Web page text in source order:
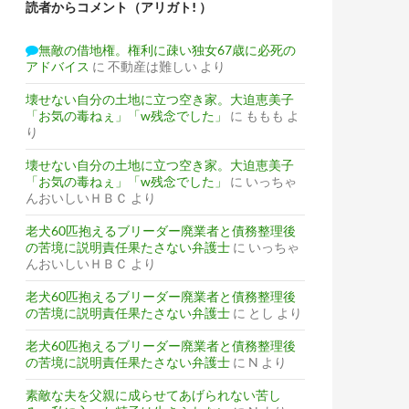
読者からコメント（アリガト! ）
無敵の借地権。権利に疎い独女67歳に必死の
アドバイス に 不動産は難しい より
壊せない自分の土地に立つ空き家。大迫恵美子
「お気の毒ねぇ」「w残念でした」
に ももも よ
り
壊せない自分の土地に立つ空き家。大迫恵美子
「お気の毒ねぇ」「w残念でした」
に いっちゃ
んおいしいＨＢＣ より
老犬60匹抱えるブリーダー廃業者と債務整理後
の苦境に説明責任果たさない弁護士 に いっちゃ
んおいしいＨＢＣ より
老犬60匹抱えるブリーダー廃業者と債務整理後
の苦境に説明責任果たさない弁護士 に とし より
老犬60匹抱えるブリーダー廃業者と債務整理後
の苦境に説明責任果たさない弁護士 に N より
素敵な夫を父親に成らせてあげられない苦し